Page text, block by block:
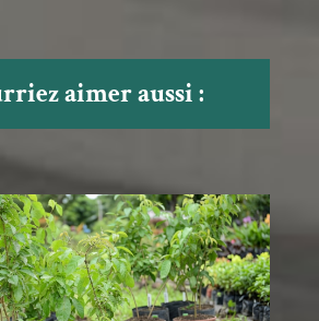
aimer aussi :